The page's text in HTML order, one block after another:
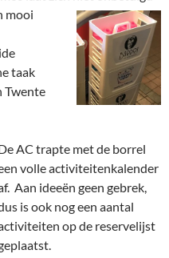
mooi
taak
Twente
AC trapte met de borrel
volle activiteitenkalender
Aan ideeën geen gebrek,
is ook nog een aantal
op de reservelijst